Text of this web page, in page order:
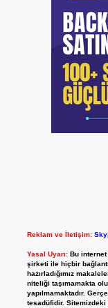
Reklam ve İletişim:
Yasal Uyarı: Bu
şirketi ile hiçbir
hazırladığımız
niteliği taşımamakta
yapılmamaktadır.
tesadüfidir.